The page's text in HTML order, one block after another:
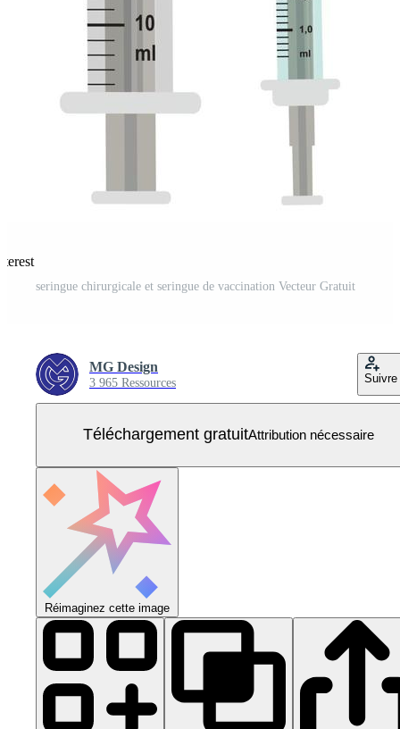
seringue chirurgicale et seringue de vaccination Vecteur Gratuit
MG Design
3 965 Ressources Suivre
Téléchargement gratuitAttribution nécessaire
Réimaginez cette image